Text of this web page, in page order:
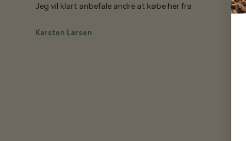
Jeg vil klart anbefale andre at købe her fra
Karsten Larsen